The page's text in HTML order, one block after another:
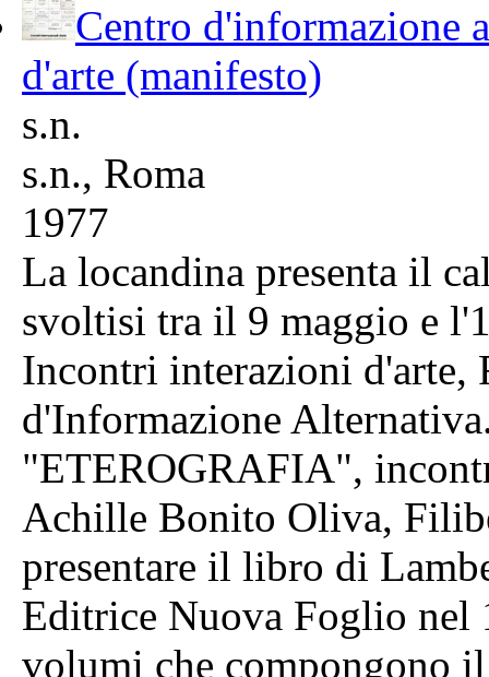
Centro d'informazione
d'arte (manifesto)
s.n.
s.n., Roma
1977
La locandina presenta il
svoltisi tra il 9 maggio e
Incontri interazioni d'arte,
d'Informazione
"ETEROGRAFIA",
Achille Bonito Oliva,
presentare il libro di
Editrice Nuova Foglio nel
volumi che compongono